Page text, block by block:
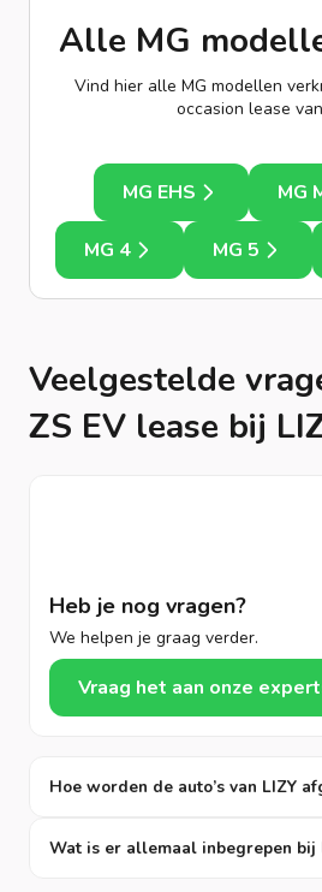
Alle MG
Vind hier alle MG modellen
occasion lease van
MG EHS MG
MG 4 MG 5
Veelgestelde
ZS EV lease bij
Heb je nog vragen?
We helpen je graag verder.
Vraag het aan onze
Hoe worden de auto’s van LIZY
Wat is er allemaal inbegrepen bij